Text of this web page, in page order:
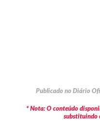
Publicado no Diário
* Nota: O conteúdo
substituindo